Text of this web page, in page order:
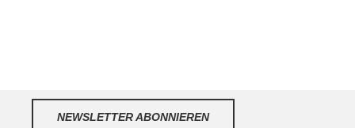
NEWSLETTER ABONNIEREN